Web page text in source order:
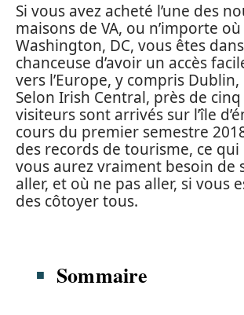
Si vous avez acheté l’une des
maisons de VA, ou n’importe
Washington, DC, vous êtes
chanceuse d’avoir un accès
vers l’Europe, y compris
Selon Irish Central, près de
visiteurs sont arrivés sur l’île
cours du premier semestre
des records de tourisme, ce
vous aurez vraiment besoin de
aller, et où ne pas aller, si vous
des côtoyer tous.
Sommaire